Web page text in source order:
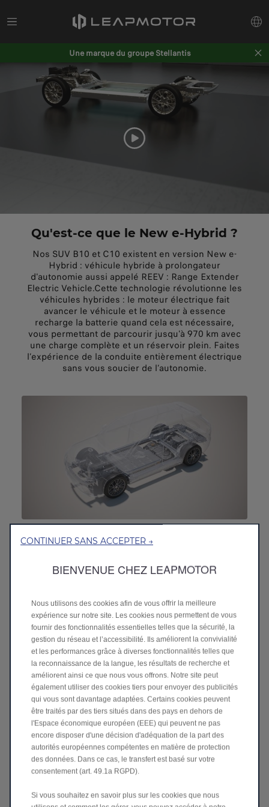
Une marque du groupe Stellantis
Qu'est-ce que le New e-Hybrid ?
Nos SUV B10 et C10 existent en version New e-
Hybrid : véhicule hybride à prolongateur
d'autonomie aussi appelé REEV : Range Extender
Electric Vehicle.Cette technologie révolutionne les
véhicules hybrides : le moteur électrique fait
avancer le véhicule et le moteur à essence
recharge la batterie quand cela est nécessaire,
vous permettant de parcourir jusqu'à 970 km avec
une charge complète et un réservoir plein. Faites
l’expérience de la conduite entièrement électrique
sans vous soucier de l’autonomie.
d'autonomie
principalement comme un véhicule électrique, seul
le moteur électrique entraînant les roues. Lorsque la
charge de la batterie devient faible ou lorsque que
vous devez faire de longs trajets, le moteur à
combustion interne s'allume pour produire de
l'électricité, rechargeant la batterie et prolongeant
l'autonomie.
Ce système permet à nos SUV B10 et C10 New e-
Hybrid d'offrir l'expérience de conduite douce,
silencieuse et réactive d'un véhicule électrique, tout
en offrant la flexibilité d'un moteur à essence
traditionnel pour les longs trajets.
Un véhicule pour tous types de voyages
Que vous conduisiez en ville ou que vous planifiiez
un long voyage en voiture, la technologie New e-
CONTINUER SANS ACCEPTER →
BIENVENUE CHEZ LEAPMOTOR
Nous utilisons des cookies afin de vous offrir la meilleure
expérience sur notre site. Les cookies nous permettent de vous
fournir des fonctionnalités essentielles telles que la sécurité, la
gestion du réseau et l’accessibilité. Ils améliorent la convivialité
et les performances grâce à diverses fonctionnalités telles que
la reconnaissance de la langue, les résultats de recherche et
améliorent ainsi ce que nous vous offrons. Notre site peut
également utiliser des cookies tiers pour envoyer des publicités
qui vous sont davantage adaptées. Certains cookies peuvent
être traités par des tiers situés dans des pays en dehors de
l'Espace économique européen (EEE) qui peuvent ne pas
encore disposer d'une décision d'adéquation de la part des
autorités européennes compétentes en matière de protection
des données. Dans ce cas, le transfert est basé sur votre
consentement (art. 49.1a RGPD).
Si vous souhaitez en savoir plus sur les cookies que nous